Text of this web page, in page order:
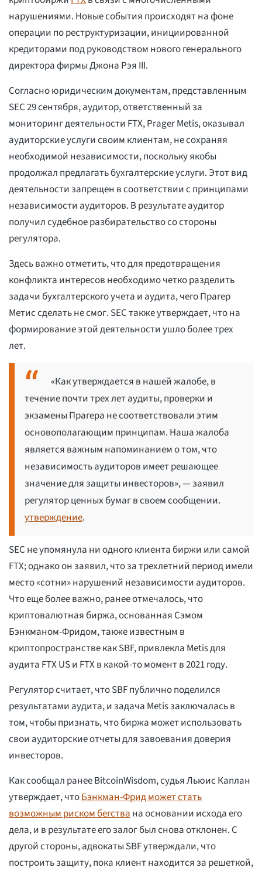
нарушениями. Новые события происходят на фоне
операции по реструктуризации, инициированной
кредиторами под руководством нового генерального
директора фирмы Джона Рэя III.
Согласно юридическим документам, представленным
SEC 29 сентября, аудитор, ответственный за
мониторинг деятельности FTX, Prager Metis, оказывал
аудиторские услуги своим клиентам, не сохраняя
необходимой независимости, поскольку якобы
продолжал предлагать бухгалтерские услуги. Этот вид
деятельности запрещен в соответствии с принципами
независимости аудиторов. В результате аудитор
получил судебное разбирательство со стороны
регулятора.
Здесь важно отметить, что для предотвращения
конфликта интересов необходимо четко разделить
задачи бухгалтерского учета и аудита, чего Прагер
Метис сделать не смог. SEC также утверждает, что на
формирование этой деятельности ушло более трех
лет.
«Как утверждается в нашей жалобе, в
течение почти трех лет аудиты, проверки и
экзамены Прагера не соответствовали этим
основополагающим принципам. Наша жалоба
является важным напоминанием о том, что
независимость аудиторов имеет решающее
значение для защиты инвесторов», — заявил
регулятор ценных бумаг в своем сообщении.
утверждение.
SEC не упомянула ни одного клиента биржи или самой
FTX; однако он заявил, что за трехлетний период имели
место «сотни» нарушений независимости аудиторов.
Что еще более важно, ранее отмечалось, что
криптовалютная биржа, основанная Сэмом
Бэнкманом-Фридом, также известным в
криптопространстве как SBF, привлекла Metis для
аудита FTX US и FTX в какой-то момент в 2021 году.
Регулятор считает, что SBF публично поделился
результатами аудита, и задача Metis заключалась в
том, чтобы признать, что биржа может использовать
свои аудиторские отчеты для завоевания доверия
инвесторов.
Как сообщал ранее BitcoinWisdom, судья Льюис Каплан
утверждает, чтоБэнкман-Фрид может стать
возможным риском бегствана основании исхода его
дела, и в результате его залог был снова отклонен. С
другой стороны, адвокаты SBF утверждали, что
построить защиту, пока клиент находится за решеткой,